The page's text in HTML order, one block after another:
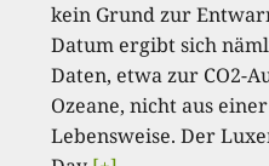
kein Grund zur
Datum ergibt sich
Daten, etwa zur CO2-
Ozeane, nicht aus
Lebensweise. Der